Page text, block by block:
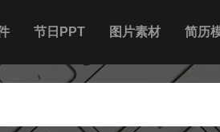
节日PPT 图片素材 简历